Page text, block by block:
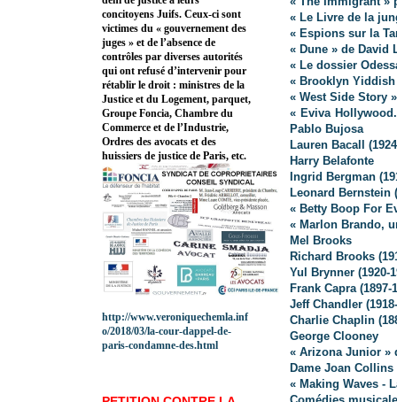
« Le Livre de la
« Espions sur la
« Dune » de David
« Le dossier
« Brooklyn
« West Side Story
« Eviva
Pablo Bujosa
Lauren Bacall
Harry Belafonte
Ingrid Bergman
Leonard Bernstein
« Betty Boop For
« Marlon Brando,
Mel Brooks
Richard Brooks
Yul Brynner (1920-
Frank Capra (1897-
Jeff Chandler
Charlie Chaplin
George Clooney
« Arizona Junior »
Dame Joan Collins
« Making Waves -
concitoyens Juifs. Ceux-ci sont
victimes du « gouvernement des
juges » et de l’absence de
contrôles par diverses autorités
qui ont refusé d’intervenir pour
rétablir le droit : ministres de la
Justice et du Logement, parquet,
Groupe Foncia, Chambre du
Commerce et de l’Industrie,
Ordres des avocats et des
huissiers de justice de Paris, etc.
http://www.veroniquechemla.inf
o/2018/03/la-cour-dappel-de-
paris-condamne-des.html